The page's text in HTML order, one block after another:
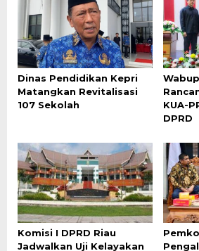
Dinas Pendidikan Kepri
Matangkan Revitalisasi
107 Sekolah
KUA-
DPRD
Komisi I DPRD Riau
Jadwalkan Uji Kelayakan